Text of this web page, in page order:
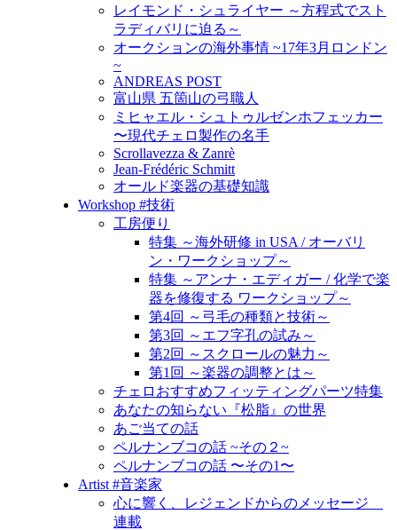
レイモンド・シュライヤー ～方程式でスト
ラディバリに迫る～
オークションの海外事情 ~17年3月ロンドン
~
ANDREAS POST
富山県 五箇山の弓職人
ミヒャエル・シュトゥルゼンホフェッカー
〜現代チェロ製作の名手
Scrollavezza & Zanrè
Jean-Frédéric Schmitt
オールド楽器の基礎知識
Workshop #技術
工房便り
特集 ～海外研修 in USA / オーバリ
ン・ワークショップ～
特集 ～アンナ・エディガー / 化学で楽
器を修復する ワークショップ～
第4回 ～弓毛の種類と技術～
第3回 ～エフ字孔の試み～
第2回 ～スクロールの魅力～
第1回 ～楽器の調整とは～
チェロおすすめフィッティングパーツ特集
あなたの知らない『松脂』の世界
あご当ての話
ペルナンブコの話 ~その２~
ペルナンブコの話 〜その1〜
Artist #音楽家
心に響く、レジェンドからのメッセージ
連載